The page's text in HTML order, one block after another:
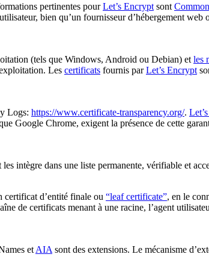
pertinentes pourLet’s Encrypt sont
bien qu’un fournisseur d’hébergement web
(tels que Windows, Android ou Debian) et les
Les certificats fournis parLet’s Encrypt
Logs: https://www.certificate-transparency.org/.
Google Chrome, exigent la présence de cette
les intègre dans une liste permanente, vérifiable et
d’entité finale ou “leaf certificate”, en le
de certificats menant à une racine, l’agent
et AIA sont des extensions. Le mécanisme